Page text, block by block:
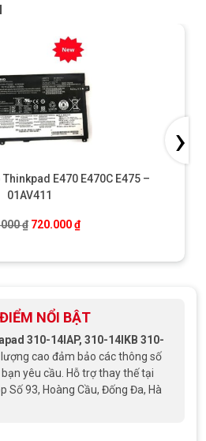
E470 E470C E475 –
01AV411
₫ Giá gốc là: 750.000 ₫.
720.000₫Giá hiện tại là: 720.000
›
NỔI BẬT
310-14IAP, 310-14IKB 310-
cao đảm bảo các thông số
yêu cầu. Hỗ trợ thay thế tại
Số 93, Hoàng Cầu, Đống Đa, Hà